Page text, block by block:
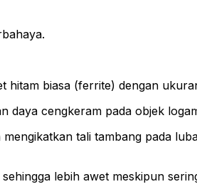
hitam biasa (ferrite) dengan
daya cengkeram pada objek
tali tambang pada
lebih awet meskipun